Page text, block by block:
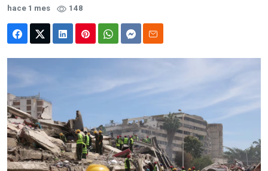
hace 1 mes 148